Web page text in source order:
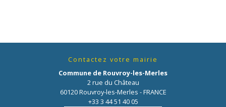
Contactez votre mairie
Commune de Rouvroy-les-Merles
2 rue du Château
60120 Rouvroy-les-Merles - FRANCE
+33 3 44 51 40 05